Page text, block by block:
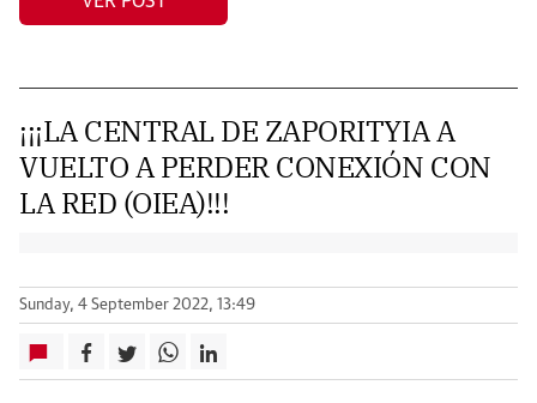
¡¡¡LA CENTRAL DE ZAPORITYIA A
VUELTO A PERDER CONEXIÓN CON
LA RED (OIEA)!!!
Sunday, 4 September 2022, 13:49